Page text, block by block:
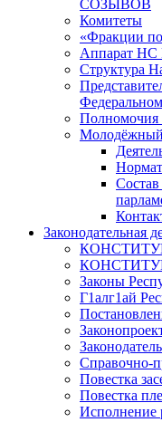
СОЗЫВОВ
Комитеты
«Фракции
Аппарат НС
Структура
Полномочия
Молодёжный
Законодательная
Законы
Г1алг1ай
Справочно-
Повестка
Повестка
Исполнение